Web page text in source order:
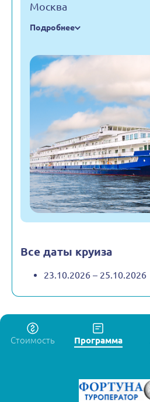
Москва
Подробнее
Все даты круиза
23.10.2026 – 25.10.2026
Стоимость Программа